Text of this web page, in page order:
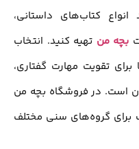
کتاب‌های داستانی،
بچه من تهیه کنید. انتخاب
تقویت مهارت گفتاری،
است. در فروشگاه بچه من
برای گروه‌های سنی مختلف